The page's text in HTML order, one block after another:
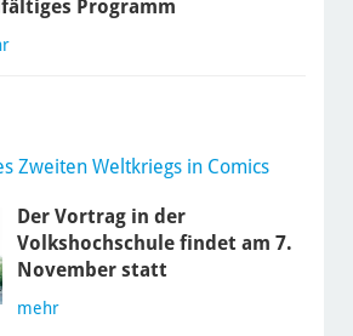
Programm
Zweiten Weltkriegs in Comics
Der Vortrag in der
Volkshochschule findet am 7.
November statt
mehr